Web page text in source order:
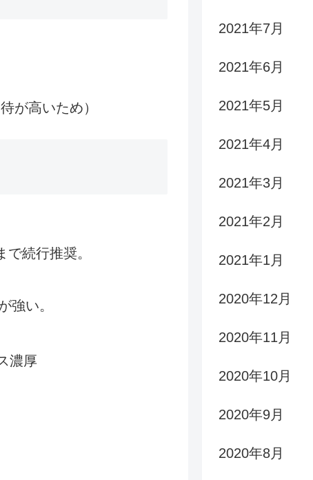
が高いため）
続行推奨。
強い。
濃厚
2021年7月
2021年6月
2021年5月
2021年4月
2021年3月
2021年2月
2021年1月
2020年12月
2020年11月
2020年10月
2020年9月
2020年8月